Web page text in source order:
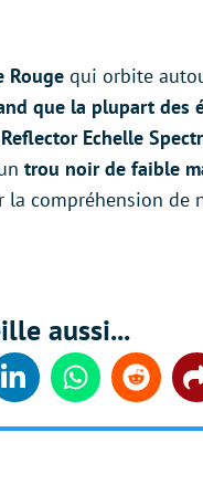
Rouge qui orbite
que la plupart des
Echelle
trou noir de faible
compréhension de
aussi...
LinkedinWhatsappReddit